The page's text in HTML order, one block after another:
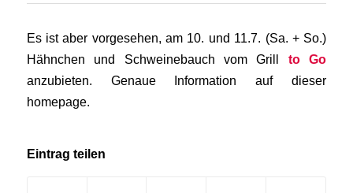
Es ist aber vorgesehen, am 10. und 11.7. (Sa. + So.)
Hähnchen und Schweinebauch vom Grill to Go
anzubieten. Genaue Information auf dieser
homepage.
Eintrag teilen